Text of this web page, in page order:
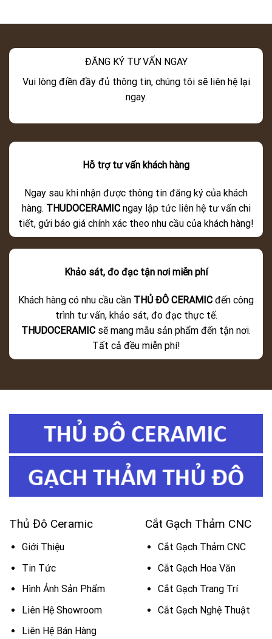
ĐĂNG KÝ TƯ VẤN NGAY
Vui lòng điền đầy đủ thông tin, chúng tôi sẽ liên hệ lại
ngay.
Hỗ trợ tư vấn khách hàng
Ngay sau khi nhận được thông tin đăng ký của khách
hàng. THUDOCERAMIC ngay lập tức liên hệ tư vấn chi
tiết, gửi báo giá chính xác theo nhu cầu của khách hàng!
Khảo sát, đo đạc tận nơi miễn phí
Khách hàng có nhu cầu cần THỦ ĐÔ CERAMIC đến công
trình tư vấn, khảo sát, đo đạc thực tế.
THUDOCERAMIC sẽ mang mẫu sản phẩm đến tận nơi.
Tất cả đều miễn phí!
Thủ Đô Ceramic
Giới Thiệu
Tin Tức
Hình Ảnh Sản Phẩm
Liên Hệ Showroom
Liên Hệ Bán Hàng
Cắt Gạch Thảm CNC
Cắt Gạch Thảm CNC
Cắt Gạch Hoa Văn
Cắt Gạch Trang Trí
Cắt Gạch Nghệ Thuật